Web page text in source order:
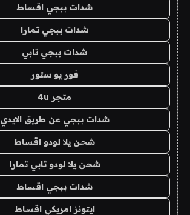
شدات ببجي اقساط
شدات ببجي تمارا
شدات ببجي تابي
فور يو ستور
متجر 4u
شدات ببجي عن طريق الايدي
شحن يلا لودو اقساط
شحن يلا لودو تابي تمارا
شدات ببجي اقساط
ايتونز امريكي اقساط